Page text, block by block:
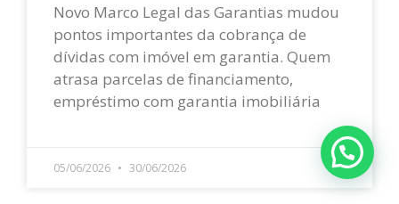
Novo Marco Legal das Garantias mudou
pontos importantes da cobrança de
dívidas com imóvel em garantia. Quem
atrasa parcelas de financiamento,
empréstimo com garantia imobiliária
05/06/2026 30/06/2026